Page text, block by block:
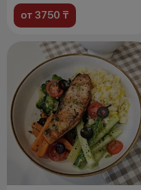
от 3750 ₸